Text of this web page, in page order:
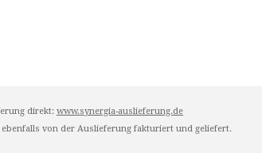
direkt: www.synergia-auslieferung.de
von der Auslieferung fakturiert und geliefert.